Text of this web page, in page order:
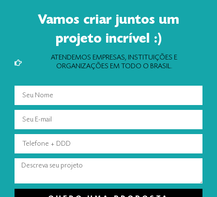
Vamos criar juntos um
projeto incrível :)
ATENDEMOS EMPRESAS, INSTITUIÇÕES E
ORGANIZAÇÕES EM TODO O BRASIL.